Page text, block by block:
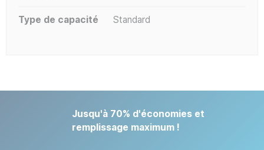
Type de capacité Standard
Jusqu'à 70% d'économies et
remplissage maximum !